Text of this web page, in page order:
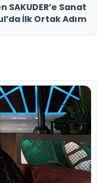
Sanat
İlk Ortak Adım